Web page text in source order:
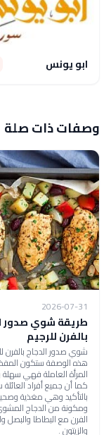
ابو يونس
وصفات ذات صلة
2026-07-31
طريقة شوي صدور
بالفرن للرجيم
شوي صدور الدجاج بالفرن
هذه الوصفة ستكون
المرأة العاملة فهي
كما أن جميع أفراد العائلة
بالتأكيد وهي مغذية
ومكونة من الدجاج
الفرن مع البطاطا والبصل
والزيتون .